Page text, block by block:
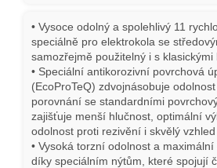
• Vysoce odolný a spolehlivý 11
speciálně pro elektrokola se
samozřejmě použitelný i s klasickými
• Speciální antikorozivní povrchová
(EcoProTeQ) zdvojnásobuje
porovnání se standardními
zajišťuje menší hlučnost, optimální
odolnost proti rezivění i skvělý vzhled
• Vysoká torzní odolnost a
díky speciálním nýtům, které spojují